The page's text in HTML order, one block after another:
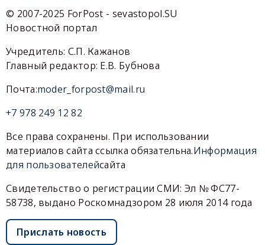
© 2007-2025 ForPost - sevastopol.SU
Новостной портал
Учредитель: С.П. Кажанов
Главный редактор: Е.В. Бубнова
Почта:moder_forpost@mail.ru
+7 978 249 12 82
Все права сохранены. При использовании
материалов сайта ссылка обязательна.Информация
для пользователейсайта
Свидетельство о регистрации СМИ: Эл № ФС77-
58738, выдано Роскомнадзором 28 июля 2014 года
Прислать новость